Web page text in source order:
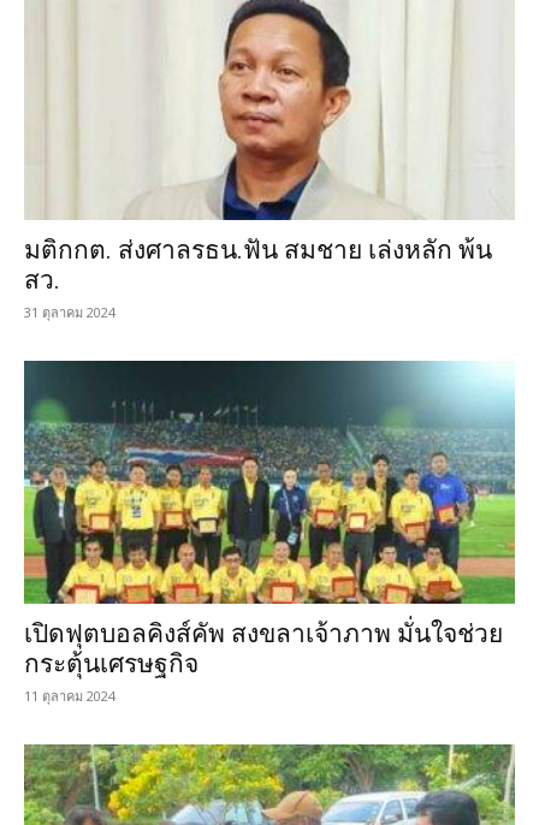
มติกกต. ส่งศาลรธน.ฟัน สมชาย เล่งหลัก พ้น
สว.
31 ตุลาคม 2024
เปิดฟุตบอลคิงส์คัพ สงขลาเจ้าภาพ มั่นใจช่วย
กระตุ้นเศรษฐกิจ
11 ตุลาคม 2024